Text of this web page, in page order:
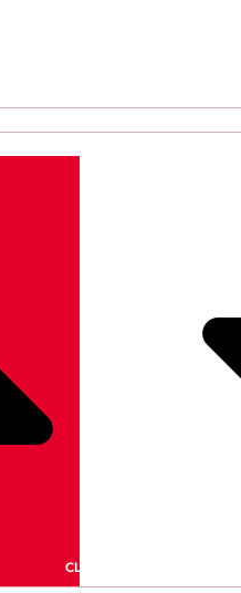
CLOSE PRODUTOS